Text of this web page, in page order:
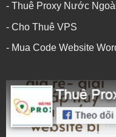
- Thuê Proxy Nước
- Cho Thuê VPS
- Mua Code Website